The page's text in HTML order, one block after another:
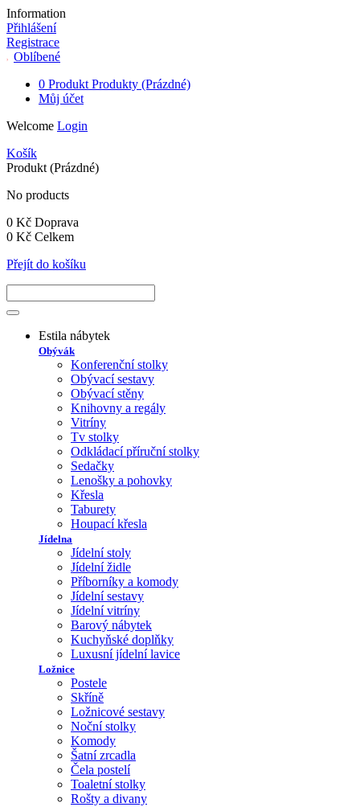
Information
Přihlášení
Registrace
Oblíbené
0 Produkt Produkty (Prázdné)
Můj účet
Welcome Login
Košík
Produkt (Prázdné)
No products
0 Kč Doprava
0 Kč Celkem
Přejít do košíku
Estila nábytek
Obývák
Konferenční stolky
Obývací sestavy
Obývací stěny
Knihovny a regály
Vitríny
Tv stolky
Odkládací příruční stolky
Sedačky
Lenošky a pohovky
Křesla
Taburety
Houpací křesla
Jídelna
Jídelní stoly
Jídelní židle
Příborníky a komody
Jídelní sestavy
Jídelní vitríny
Barový nábytek
Kuchyňské doplňky
Luxusní jídelní lavice
Ložnice
Postele
Skříně
Ložnicové sestavy
Noční stolky
Komody
Šatní zrcadla
Čela postelí
Toaletní stolky
Rošty a divany